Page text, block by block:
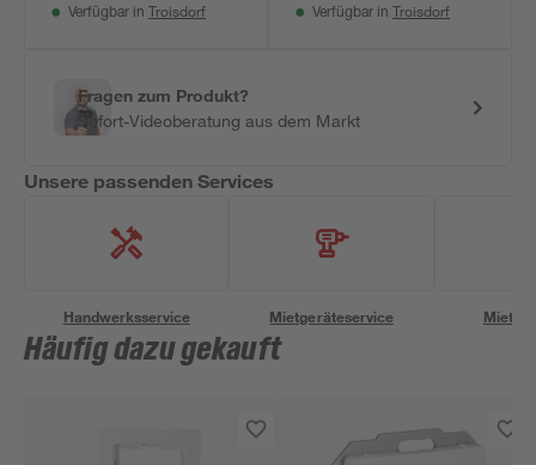
Verfügbar in Troisdorf
Verfügbar in Troisdorf
Fragen zum Produkt?
Sofort-Videoberatung aus dem Markt
Unsere passenden Services
Handwerksservice Mietgeräteservice
Häufig dazu gekauft